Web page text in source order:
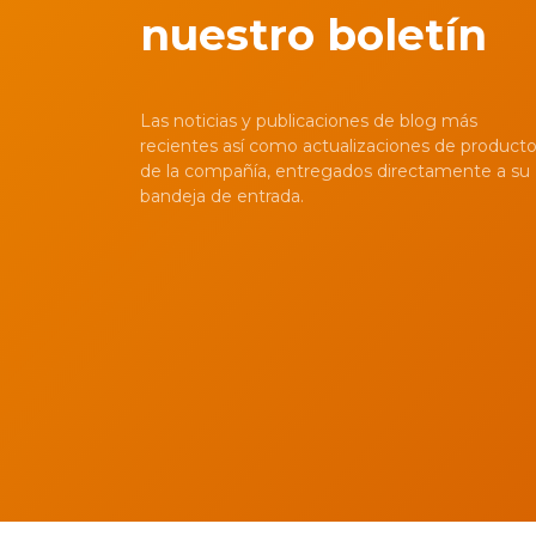
nuestro boletín
Las noticias y publicaciones de blog más
recientes así como actualizaciones de
de la compañía, entregados directamente a su
bandeja de entrada.